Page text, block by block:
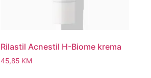
Rilastil Acnestil H-Biome krema
45,85 KM